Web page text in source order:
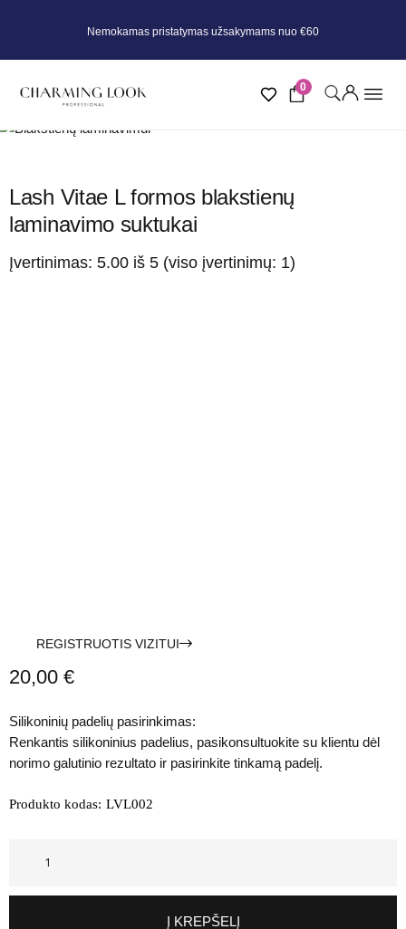
Nemokamas pristatymas užsakymams nuo €60
0
Lash Vitae L formos blakstienų
laminavimo suktukai
Įvertinimas: 5.00 iš 5 (viso įvertinimų: 1)
REGISTRUOTIS VIZITUI
20,00 €
Silikoninių padelių pasirinkimas:
Renkantis silikoninius padelius, pasikonsultuokite su klientu dėl
norimo galutinio rezultato ir pasirinkite tinkamą padelį.
Produkto kodas: LVL002
Į KREPŠELĮ